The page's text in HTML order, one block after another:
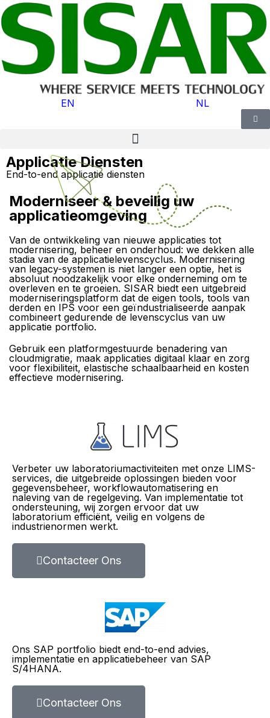
EN NL
Applicatie Diensten
End-to-end applicatie diensten
Moderniseer & beveilig uw
applicatieomgeving
Van de ontwikkeling van nieuwe applicaties tot
modernisering, beheer en onderhoud: we dekken alle
stadia van de applicatielevenscyclus. Modernisering
van legacy-systemen is niet langer een optie, het is
absoluut noodzakelijk voor elke onderneming om te
overleven en te groeien. SISAR biedt een uitgebreid
moderniseringsplatform dat de eigen tools, tools van
derden en IPS voor een geïndustrialiseerde aanpak
combineert gedurende de levenscyclus van uw
applicatie portfolio.
Gebruik een platformgestuurde benadering van
cloudmigratie, maak applicaties digitaal klaar en zorg
voor flexibiliteit, elastische schaalbaarheid en kosten
effectieve modernisering.
Verbeter uw laboratoriumactiviteiten met onze LIMS-
services, die uitgebreide oplossingen bieden voor
gegevensbeheer, workflowautomatisering en
naleving van de regelgeving. Van implementatie tot
ondersteuning, wij zorgen ervoor dat uw
laboratorium efficiënt, veilig en volgens de
industrienormen werkt.
Contacteer Ons
Ons SAP portfolio biedt end-to-end advies,
implementatie en applicatiebeheer van SAP
S/4HANA.
Contacteer Ons